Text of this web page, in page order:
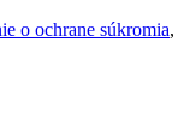
o ochrane súkromia,